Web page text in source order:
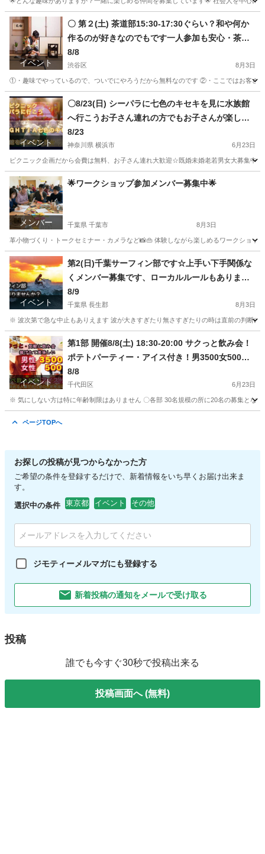
千葉 千葉市 その他 趣味
イベント
〇 第２(土) 茶道部15:30-17:30ぐらい？和や何か
作るのが好きなのでもです一人参加も安心・茶道
しながら・気持ちも落ち着けて和の心・女性らし
くいかがですか？
8/8
渋谷区 8月3日
①・趣味でやっているので、ついでにやろうだから無料なのです ②・ここではお客さ
東京 渋谷区 サークル
イベント
〇8/23(日) シーパラに七色のキセキを見に水族館
へ行こうお子さん連れの方でもお子さんが楽しめ
ると思います☆参加費無料で16-20時ぐらいですか
ね？
8/23
神奈川県 横浜市 6月23日
ピクニック企画だから会費は無料、お子さん連れ大歓迎☆既婚未婚老若男女大募集
神奈川 横浜市 その他
メンバー
🌟ワークショップ参加メンバー募集中🌟
千葉県 千葉市 8月3日
革小物づくり・トークセミナー・カメラなど📸👜 体験しながら楽しめるワークショッ
千葉 千葉市 その他 募集中
イベント
第2(日)千葉サーフィン部です☆上手い下手関係な
くメンバー募集です、ローカルルールもあります
し少人数にて行いますので安心ください現地集合
現地解散です参加費無料です
8/9
千葉県 長生郡 8月3日
※ 波次第で急な中止もありえます 波が大きすぎたり無さすぎたりの時は直前の判断
千葉 長生郡 その他
イベント
第1部 開催8/8(土) 18:30-20:00 サクっと飲み会！
ポテトパーティー・アイス付き！男3500女500
円・初回割引500円男女共にあり食べ飲み放題社会
人中心
8/8
千代田区 6月23日
※ 気にしない方は特に年齢制限はありません 〇各部 30名規模の所に20名の募集とな
ページTOPへ
お探しの投稿が見つからなかった方
ご希望の条件を登録するだけで、新着情報をいち早くお届け出来ま
す。
選択中の条件 東京都 イベント その他
ジモティーメルマガにも登録する
新着投稿の通知をメールで受け取る
投稿
誰でも今すぐ30秒で投稿出来る
投稿画面へ (無料)